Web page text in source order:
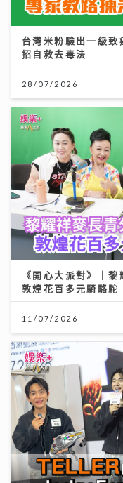
台灣米粉驗出一級
招自救去毒法
28/07/2026
《開心大派對》｜
敦煌花百多元騎駱駝
11/07/2026